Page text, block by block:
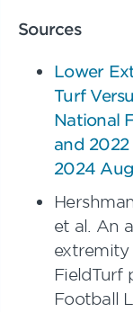
Sources
Lower
Turf
National
and
2024
et al. An
extremity
FieldTurf
Football